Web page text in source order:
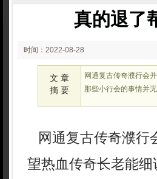
真的退了
时间：2022-08-28
02:08
文 章
摘 要
网通复古传奇濮行会
那些小行会的事情并
网通复古传奇濮行
望热血传奇长老能